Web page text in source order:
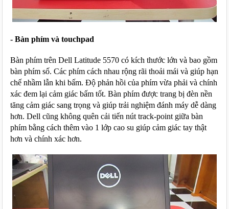
- Bàn phím và touchpad
Bàn phím trên Dell Latitude 5570 có kích thước lớn và bao gồm
bàn phím số. Các phím cách nhau rộng rãi thoải mái và giúp hạn
chế nhầm lẫn khi bấm. Độ phản hồi của phím vừa phải và chính
xác đem lại cảm giác bấm tốt. Bàn phím được trang bị đèn nền
tăng cảm giác sang trọng và giúp trải nghiệm đánh máy dễ dàng
hơn. Dell cũng không quên cải tiến nút track-point giữa bàn
phím bằng cách thêm vào 1 lớp cao su giúp cảm giác tay thật
hơn và chính xác hơn.